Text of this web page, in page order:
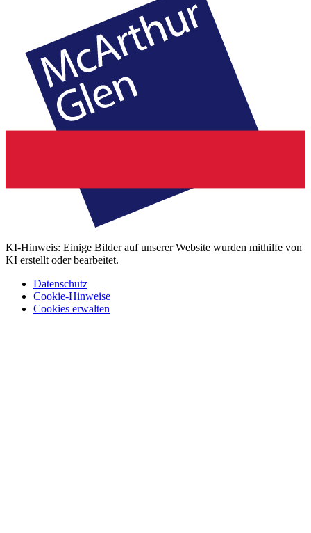
KI-Hinweis: Einige Bilder auf unserer Website wurden mithilfe von
KI erstellt oder bearbeitet.
Datenschutz
Cookie-Hinweise
Cookies erwalten